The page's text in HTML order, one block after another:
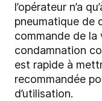
l’opérateur n’a
pneumatique de
commande de
condamnation
est rapide à
recommandée
d’utilisation.